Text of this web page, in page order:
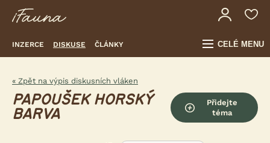
INZERCE DISKUSE ČLÁNKY CELÉ MENU
« Zpět na výpis diskusních vláken
PAPOUŠEK HORSKÝ
BARVA
Přidejte
téma